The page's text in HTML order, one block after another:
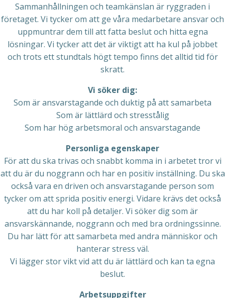
Sammanhållningen och teamkänslan är ryggraden i
företaget. Vi tycker om att ge våra medarbetare ansvar och
uppmuntrar dem till att fatta beslut och hitta egna
lösningar. Vi tycker att det är viktigt att ha kul på jobbet
och trots ett stundtals högt tempo finns det alltid tid för
skratt.
Vi söker dig:
Som är ansvarstagande och duktig på att samarbeta
Som är lättlärd och stresstålig
Som har hög arbetsmoral och ansvarstagande
Personliga egenskaper
För att du ska trivas och snabbt komma in i arbetet tror vi
att du är du noggrann och har en positiv inställning. Du ska
också vara en driven och ansvarstagande person som
tycker om att sprida positiv energi. Vidare krävs det också
att du har koll på detaljer. Vi söker dig som är
ansvarskännande, noggrann och med bra ordningssinne.
Du har lätt för att samarbeta med andra människor och
hanterar stress väl.
Vi lägger stor vikt vid att du är lättlärd och kan ta egna
beslut.
Arbetsuppgifter